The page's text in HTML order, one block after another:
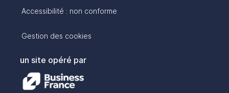
Accessibilité : non conforme
Gestion des cookies
un site opéré par